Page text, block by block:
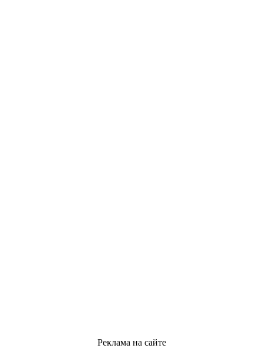
Реклама на сайте